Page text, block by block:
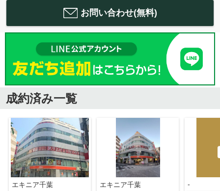
お問い合わせ(無料)
成約済み一覧
エキニア千葉 エキニア千葉 -